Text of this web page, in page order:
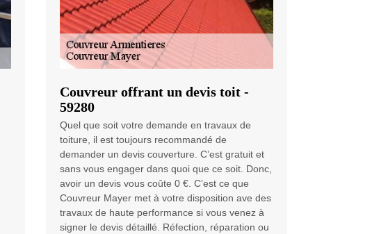
Couvreur offrant un devis toit -
59280
Quel que soit votre demande en travaux de
toiture, il est toujours recommandé de
demander un devis couverture. C’est gratuit et
sans vous engager dans quoi que ce soit. Donc,
avoir un devis vous coûte 0 €. C’est ce que
Couvreur Mayer met à votre disposition ave des
travaux de haute performance si vous venez à
signer le devis détaillé. Réfection, réparation ou